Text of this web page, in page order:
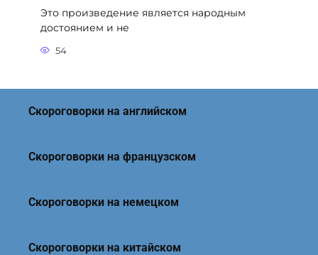
Это произведение является народным
достоянием и не
54
Скороговорки на английском
Скороговорки на французском
Скороговорки на немецком
Скороговорки на китайском